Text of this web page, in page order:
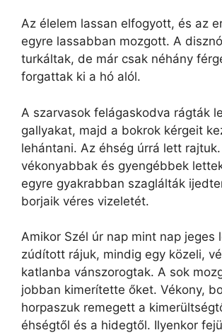
Az élelem lassan elfogyott, és az
egyre lassabban mozgott. A
turkáltak, de már csak néhány
forgattak ki a hó alól.
A szarvasok felágaskodva rágták
gallyakat, majd a bokrok kérgeit
lehántani. Az éhség úrrá lett
vékonyabbak és gyengébbek
egyre gyakrabban szaglálták
borjaik véres vizeletét.
Amikor Szél úr nap mint nap jeges
zúdított rájuk, mindig egy közeli,
katlanba vánszorogtak. A sok
jobban kimerítette őket. Vékony,
horpaszuk remegett a
éhségtől és a hidegtől. Ilyenkor